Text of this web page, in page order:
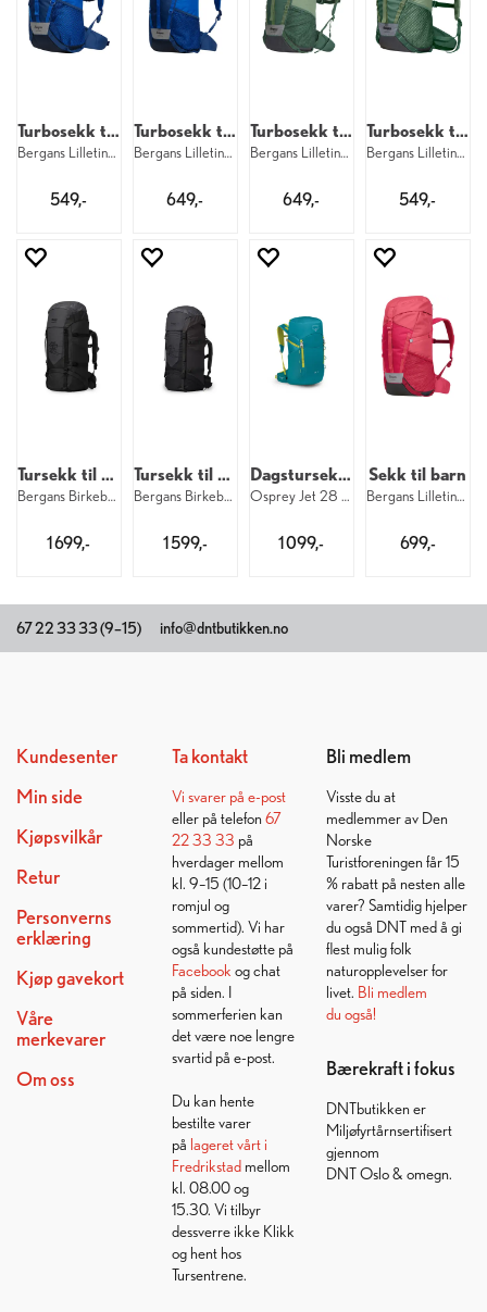
Turbosekk til barn
Bergans Lilletind 12 Kid 25500 DNT
549,-
Turbosekk til barn
Bergans Lilletind 18 Kid 25500 DNT
649,-
Turbosekk til barn
Bergans Lilletind 18 Kid 25319 DNT
649,-
Turbosekk til barn
Bergans Lilletind 12 Kid 25319 DNT
549,-
Tursekk til barn
Bergans Birkebeiner 40 Jr 25334
1 699,-
Tursekk til barn
Bergans Birkebeiner 30 Jr 25334
1 599,-
Dagstursekk til barn
Osprey Jet 28 Kids 1076
1 099,-
Sekk til barn
Bergans Lilletind 18 Kid 25620
699,-
67 22 33 33 (9–15) info@dntbutikken.no
Kundesenter
Min side
Kjøpsvilkår
Retur
Personverns
erklæring
Kjøp gavekort
Våre
merkevarer
Om oss
Ta kontakt
Vi svarer på e-post
eller på telefon 67
22 33 33 på
hverdager mellom
kl. 9–15 (10–12 i
romjul og
sommertid). Vi har
også kundestøtte på
Facebook og chat
på siden. I
sommerferien kan
det være noe lengre
svartid på e-post.
Du kan hente
bestilte varer
på lageret vårt i
Fredrikstadmellom
kl. 08.00 og
15.30. Vi tilbyr
dessverre ikke Klikk
og hent hos
Tursentrene.
Bli medlem
Visste du at
medlemmer av Den
Norske
Turistforeningen får 15
% rabatt på nesten alle
varer? Samtidig hjelper
du også DNT med å gi
flest mulig folk
naturopplevelser for
livet. Bli medlem
du også!
Bærekraft i fokus
DNTbutikken er
Miljøfyrtårnsertifisert
gjennom
DNT Oslo & omegn.